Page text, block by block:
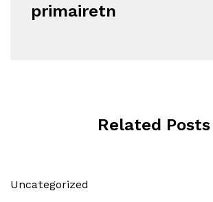
primairetn
Related Posts
Uncategorized